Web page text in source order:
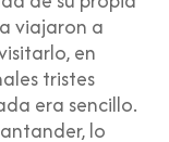
viajaron a
en
tristes
era sencillo.
lo